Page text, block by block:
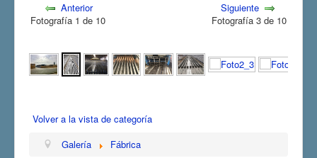
Anterior
Fotografía 1 de 10
Siguiente
Fotografía 3 de 10
Volver a la vista de categoría
Galería
Fábrica